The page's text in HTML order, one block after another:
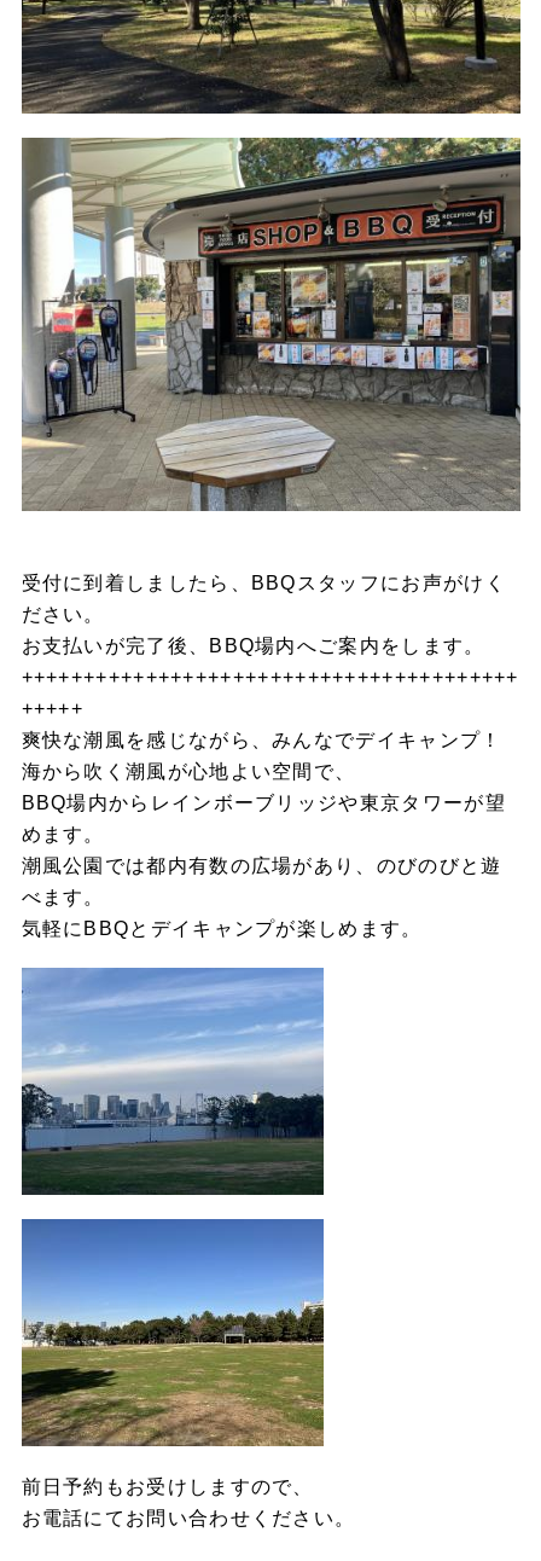
受付に到着しましたら、BBQスタッフにお声がけく
ださい。
お支払いが完了後、BBQ場内へご案内をします。
++++++++++++++++++++++++++++++++++++++++
+++++
爽快な潮風を感じながら、みんなでデイキャンプ！
海から吹く潮風が心地よい空間で、
BBQ場内からレインボーブリッジや東京タワーが望
めます。
潮風公園では都内有数の広場があり、のびのびと遊
べます。
気軽にBBQとデイキャンプが楽しめます。
前日予約もお受けしますので、
お電話にてお問い合わせください。